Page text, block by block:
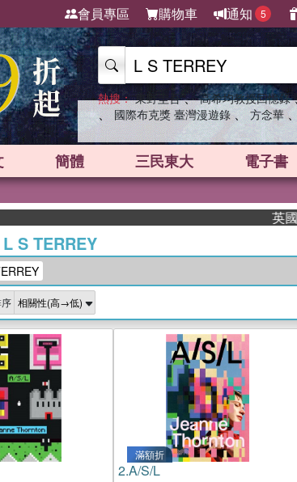
會員專區 購物車 通知 5
熱搜： 東野圭吾 、 高希均教授回憶錄
、 國際布克獎 臺灣漫遊錄 、 方念華 、
簡體 三民東大 電子書
英國出版界
L S TERREY
滿額折
2.A/S/L